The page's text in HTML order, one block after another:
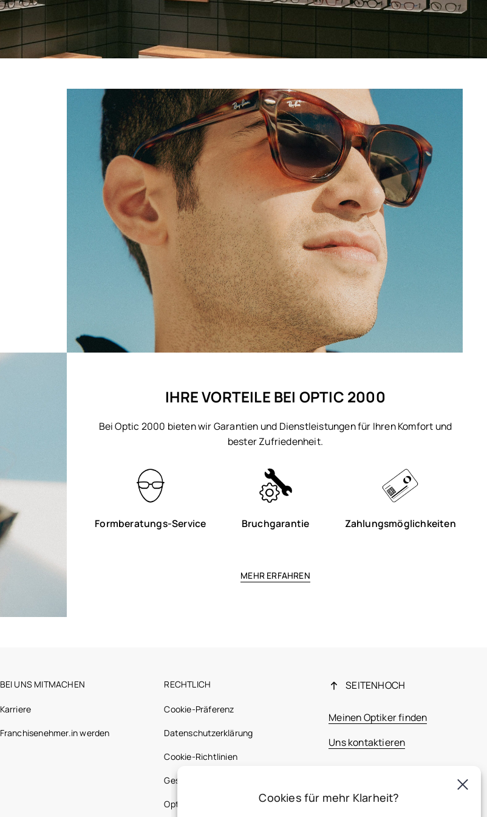
IHRE VORTEILE BEI OPTIC 2000
Bei Optic 2000 bieten wir Garantien und Dienstleistungen für Ihren Komfort und
bester Zufriedenheit.
Formberatungs-Service Bruchgarantie Zahlungsmöglichkeiten
MEHR ERFAHREN
BEI UNS MITMACHEN
Karriere
Franchisenehmer.in werden
RECHTLICH
Cookie-Präferenz
Datenschutzerklärung
Cookie-Richtlinien
Gesetzliche Bestimmungen
Optic 2000 France
SEITENHOCH
Meinen Optiker finden
Uns kontaktieren
Cookies für mehr Klarheit?